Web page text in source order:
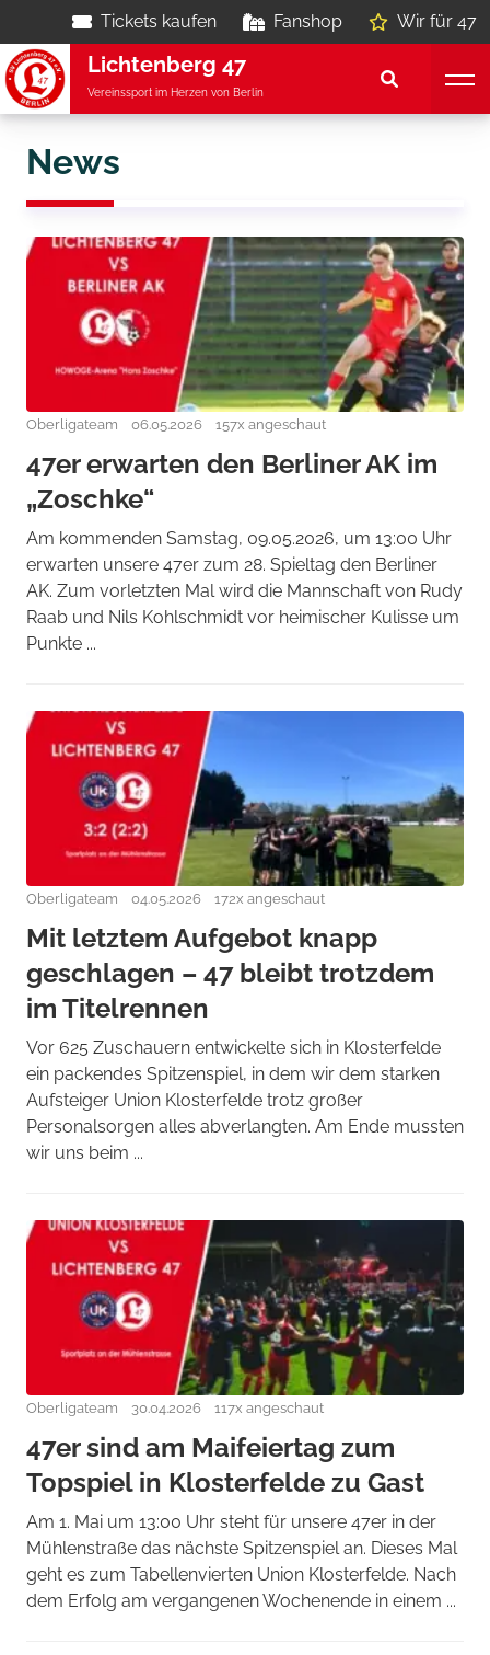
Tickets kaufen Fanshop Wir für 47
Lichtenberg 47
Vereinssport im Herzen von Berlin
News
Oberligateam 06.05.2026 157x angeschaut
47er erwarten den Berliner AK im
„Zoschke“
Am kommenden Samstag, 09.05.2026, um 13:00 Uhr
erwarten unsere 47er zum 28. Spieltag den Berliner
AK. Zum vorletzten Mal wird die Mannschaft von Rudy
Raab und Nils Kohlschmidt vor heimischer Kulisse um
Punkte ...
Oberligateam 04.05.2026 172x angeschaut
Mit letztem Aufgebot knapp
geschlagen – 47 bleibt trotzdem
im Titelrennen
Vor 625 Zuschauern entwickelte sich in Klosterfelde
ein packendes Spitzenspiel, in dem wir dem starken
Aufsteiger Union Klosterfelde trotz großer
Personalsorgen alles abverlangten. Am Ende mussten
wir uns beim ...
Oberligateam 30.04.2026 117x angeschaut
47er sind am Maifeiertag zum
Topspiel in Klosterfelde zu Gast
Am 1. Mai um 13:00 Uhr steht für unsere 47er in der
Mühlenstraße das nächste Spitzenspiel an. Dieses Mal
geht es zum Tabellenvierten Union Klosterfelde. Nach
dem Erfolg am vergangenen Wochenende in einem ...